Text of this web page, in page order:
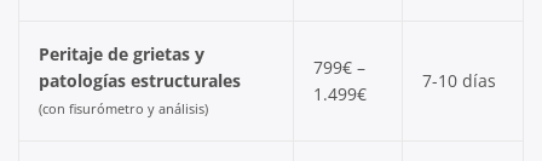
Peritaje de grietas y
patologías estructurales
(con fisurómetro y análisis)
799€ –
1.499€
7-10 días